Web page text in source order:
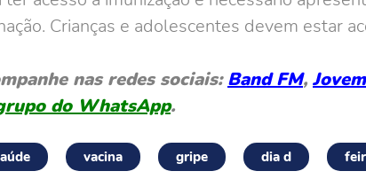
Crianças e adolescentes devem estar
nas redes sociais:Band FM,
do WhatsApp.
vacina gripe dia d